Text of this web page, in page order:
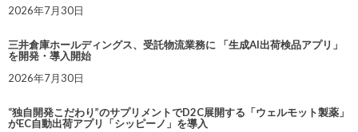
2026年7月30日
三井倉庫ホールディングス、受託物流業務に 「生成AI出荷検品アプリ」
を開発・導入開始
2026年7月30日
“独自開発こだわり”のサプリメントでD2C展開する「ウェルモット製薬」
がEC自動出荷アプリ「シッピーノ」を導入